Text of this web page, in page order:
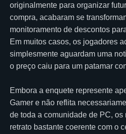
originalmente para organizar
compra, acabaram se
monitoramento de descontos
Em muitos casos, os jogadores
simplesmente aguardam uma
o preço caiu para um patamar
Embora a enquete represente
Gamer e não reflita
de toda a comunidade de PC,
retrato bastante coerente com o